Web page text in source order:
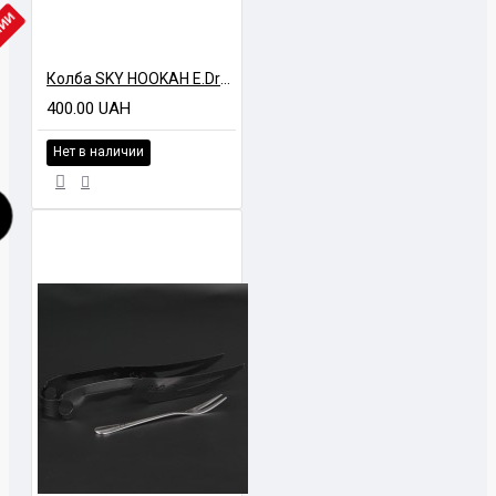
400.00 UAH
Нет в наличии